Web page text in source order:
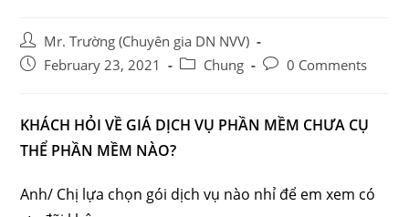
Post
author:
Mr. Trường (Chuyên gia DN NVV)
PostFebruary 23, 2021
PostChung
Post0 Comments
KHÁCH HỎI VỀ GIÁ DỊCH VỤ PHẦN MỀM CHƯA CỤ
THỂ PHẦN MỀM NÀO?
Anh/ Chị lựa chọn gói dịch vụ nào nhỉ để em xem có